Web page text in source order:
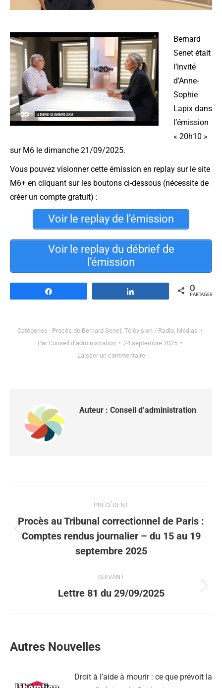
Bernard
Senet était
l’invité
d’Anne-
Sophie
Lapix dans
l’émission
« 20h10 »
sur M6 le dimanche 21/09/2025.
Vous pouvez visionner cette émission en replay sur le site
M6+ en cliquant sur les boutons ci-dessous (nécessite de
créer un compte gratuit) :
Voir le replay de l’émission
Voir le replay du débrief de
l’émission
0
PARTAGES
Catégories : Procès de Bernard Senet, Télévision / Radio, Médias
Par Conseil d’administration
24 septembre 2025
Laisser un commentaire
Auteur : Conseil d’administration
PRÉCÉDENT
Procès au Tribunal correctionnel de Paris :
Comptes rendus journalier – du 15 au 19
septembre 2025
SUIVANT
Lettre 81 du 29/09/2025
Autres Nouvelles
Droit à l’aide à mourir : ce que prévoit la